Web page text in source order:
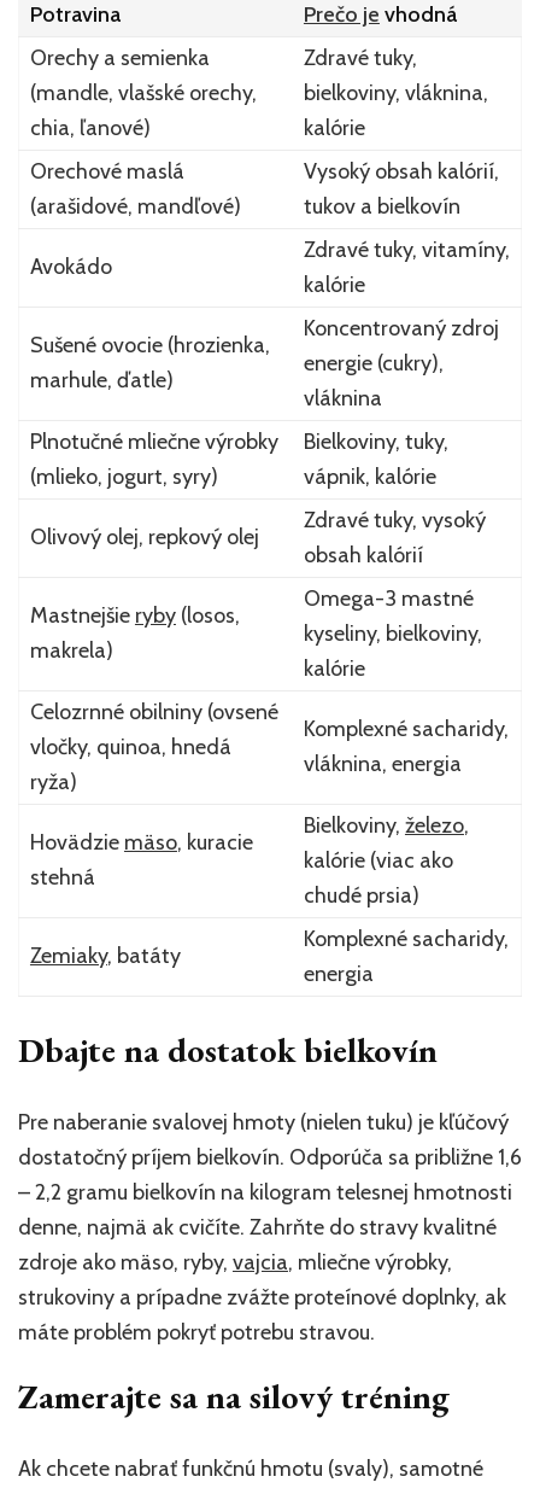
Potravina Prečo je vhodná
Orechy a semienka
(mandle, vlašské orechy,
chia, ľanové)
Zdravé tuky,
bielkoviny, vláknina,
kalórie
Orechové maslá
(arašidové, mandľové)
Vysoký obsah kalórií,
tukov a bielkovín
Avokádo
Zdravé tuky, vitamíny,
kalórie
Sušené ovocie (hrozienka,
marhule, ďatle)
Koncentrovaný zdroj
energie (cukry),
vláknina
Plnotučné mliečne výrobky
(mlieko, jogurt, syry)
Bielkoviny, tuky,
vápnik, kalórie
Olivový olej, repkový olej
Zdravé tuky, vysoký
obsah kalórií
Mastnejšie ryby(losos,
makrela)
Omega-3 mastné
kyseliny, bielkoviny,
kalórie
Celozrnné obilniny (ovsené
vločky, quinoa, hnedá
ryža)
Komplexné sacharidy,
vláknina, energia
Hovädzie mäso, kuracie
stehná
Bielkoviny, železo,
kalórie (viac ako
chudé prsia)
Zemiaky, batáty
Komplexné sacharidy,
energia
Dbajte na dostatok bielkovín
Pre naberanie svalovej hmoty (nielen tuku) je kľúčový
dostatočný príjem bielkovín. Odporúča sa približne 1,6
– 2,2 gramu bielkovín na kilogram telesnej hmotnosti
denne, najmä ak cvičíte. Zahrňte do stravy kvalitné
zdroje ako mäso, ryby, vajcia, mliečne výrobky,
strukoviny a prípadne zvážte proteínové doplnky, ak
máte problém pokryť potrebu stravou.
Zamerajte sa na silový tréning
Ak chcete nabrať funkčnú hmotu (svaly), samotné